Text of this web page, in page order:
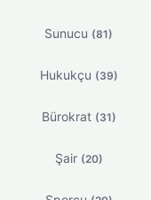
Sunucu (81)
Hukukçu (39)
Bürokrat (31)
Şair (20)